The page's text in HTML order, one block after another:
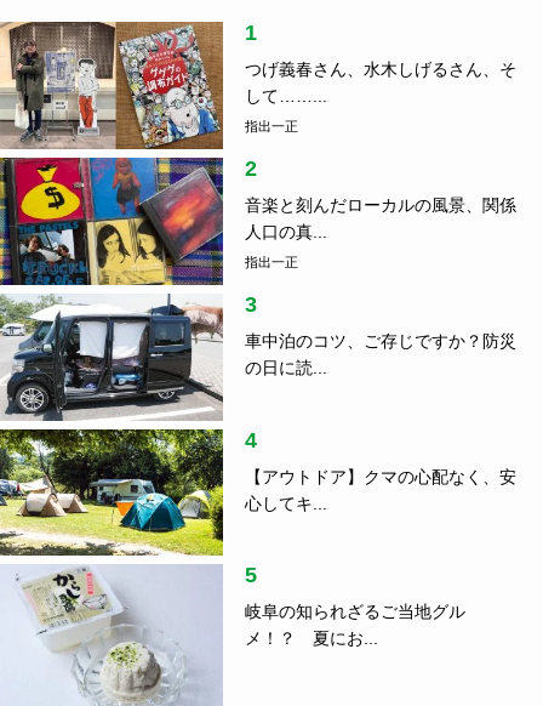
1
つげ義春さん、水木しげるさん、そ
して……...
指出一正
2
音楽と刻んだローカルの風景、関係
人口の真...
指出一正
3
車中泊のコツ、ご存じですか？防災
の日に読...
4
【アウトドア】クマの心配なく、安
心してキ...
5
岐阜の知られざるご当地グル
メ！？ 夏にお...